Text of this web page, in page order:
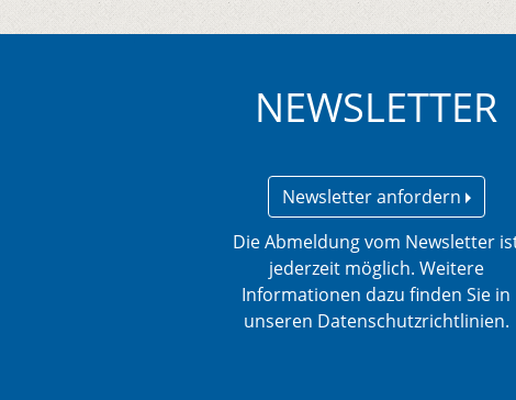
NEWSLETTER
Newsletter anfordern
Die Abmeldung vom Newsletter
jederzeit möglich. Weitere
Informationen dazu finden Sie in
unseren Datenschutzrichtlinien.